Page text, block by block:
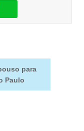
para
Paulo